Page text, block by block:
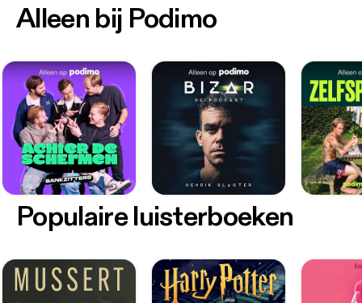
Alleen bij Podimo
Populaire luisterboeken